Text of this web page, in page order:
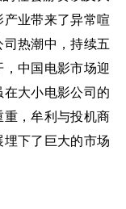
业带来了异常喧
司热潮中，持续五
中国电影市场迎
大小电影公司的
，牟利与投机商
下了巨大的市场